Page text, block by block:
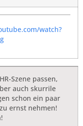
watch?
Szene passen,
auch skurrile
schon ein paar
ernst nehmen!